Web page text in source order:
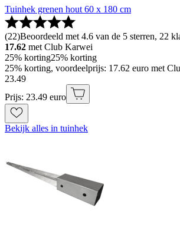
Tuinhek grenen hout 60 x 180 cm
(22)Beoordeeld met 4.6 van de 5 sterren, 22
17.62 met Club Karwei
25% korting25% korting
25% korting, voordeelprijs: 17.62 euro met
23.49
Prijs: 23.49 euro
Bekijk alles in tuinhek